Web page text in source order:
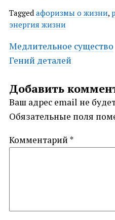
Tagged афоризмы о жизни,
энергия жизни
Post
navigation
Медлительное существо
Гений деталей
Добавить
Ваш адрес email не
Обязательные поля
Комментарий *